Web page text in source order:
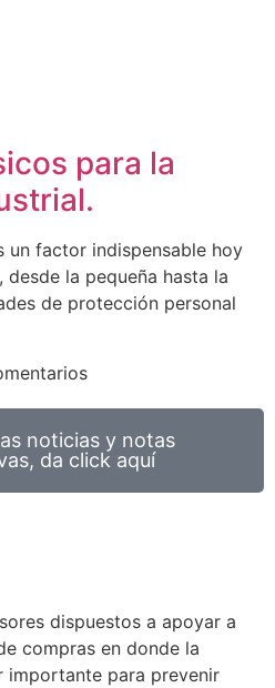
para la
un factor indispensable hoy
desde la pequeña hasta la
de protección personal
noticias y notas
da click aquí
dispuestos a apoyar a
compras en donde la
importante para prevenir